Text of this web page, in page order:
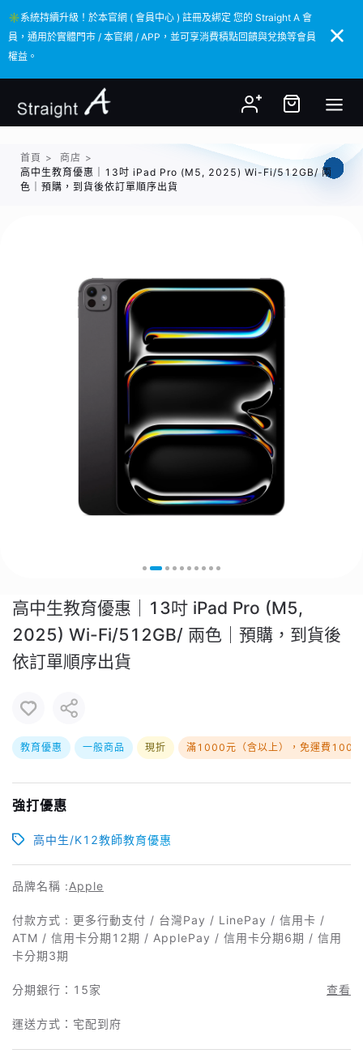
✳️系統持續升級！於本官網 ( 會員中心 ) 註冊及綁定 您的 Straight A 會
員，通用於實體門市 / 本官網 / APP，並可享消費積點回饋與兌換等會員
權益。
✳️系統持續升級！於本官網 ( 會員中心 ) 註冊及綁定 您的 Straight A 會
員，通用於實體門市 / 本官網 / APP，並可享消費積點回饋與兌換等會員
權益。
首頁 > 商店 >
高中生教育優惠｜13吋 iPad Pro (M5, 2025) Wi-Fi/512GB/ 兩
色｜預購，到貨後依訂單順序出貨
高中生教育優惠｜13吋 iPad Pro (M5,
2025) Wi-Fi/512GB/ 兩色｜預購，到貨後
依訂單順序出貨
教育優惠 一般商品 現折 滿1000元（含以上），免運費100元
強打優惠
高中生/K12教師教育優惠
品牌名稱 :Apple
付款方式 : 更多行動支付 / 台灣Pay / LinePay / 信用卡 /
ATM / 信用卡分期12期 / ApplePay / 信用卡分期6期 / 信用
卡分期3期
分期銀行： 15家 查看
運送方式：宅配到府